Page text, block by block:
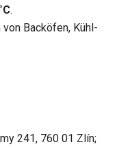
.
Backöfen, Kühl-
241, 760 01 Zlín;